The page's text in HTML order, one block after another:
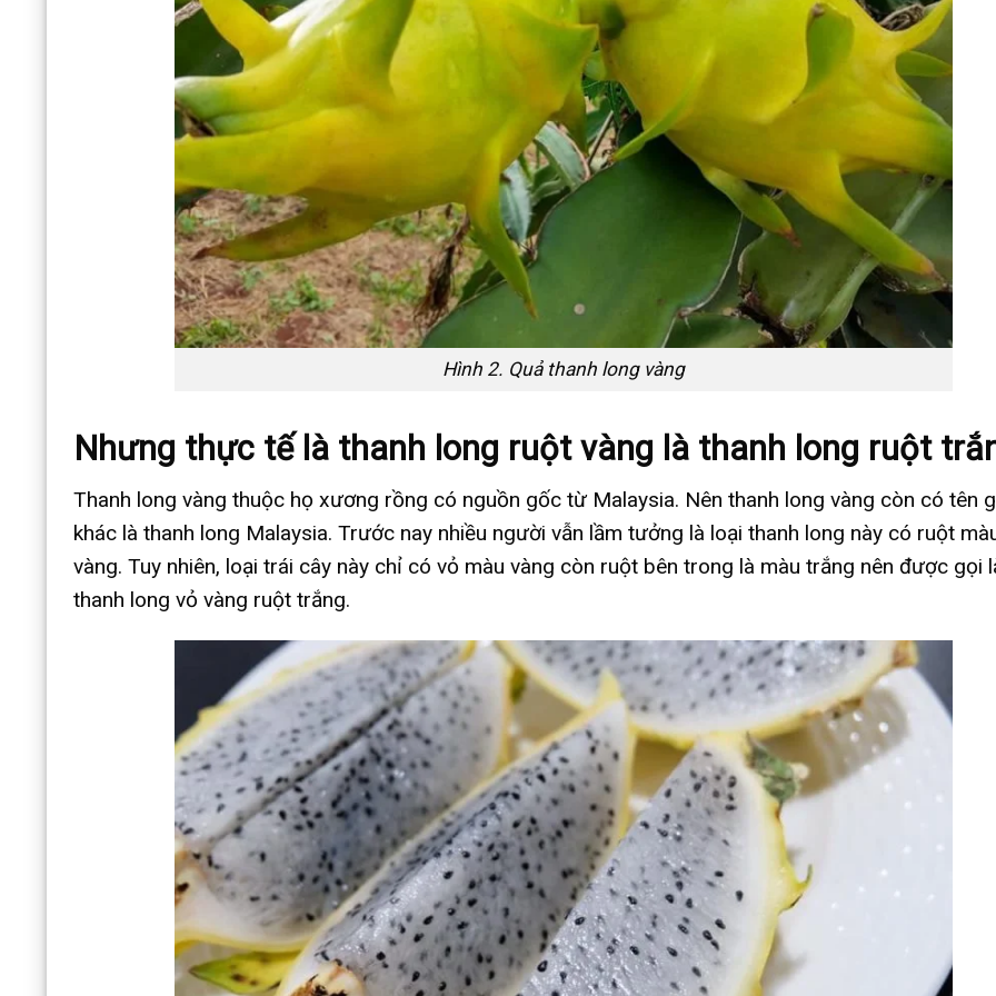
Hình 2. Quả thanh long vàng
Nhưng thực tế là thanh long ruột vàng là thanh long ruột
Thanh long vàng thuộc họ xương rồng có nguồn gốc từ Malaysia. Nên thanh long vàng còn có tên
khác là thanh long Malaysia. Trước nay nhiều người vẫn lầm tưởng là loại thanh long này có ruột
vàng. Tuy nhiên, loại trái cây này chỉ có vỏ màu vàng còn ruột bên trong là màu trắng nên được gọi
thanh long vỏ vàng ruột trắng.